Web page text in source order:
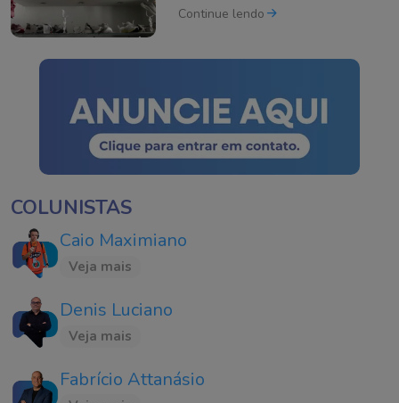
Continue lendo
COLUNISTAS
Caio Maximiano
Veja mais
Denis Luciano
Veja mais
Fabrício Attanásio